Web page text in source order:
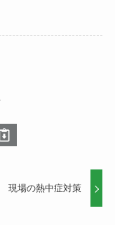
現場の熱中症対策